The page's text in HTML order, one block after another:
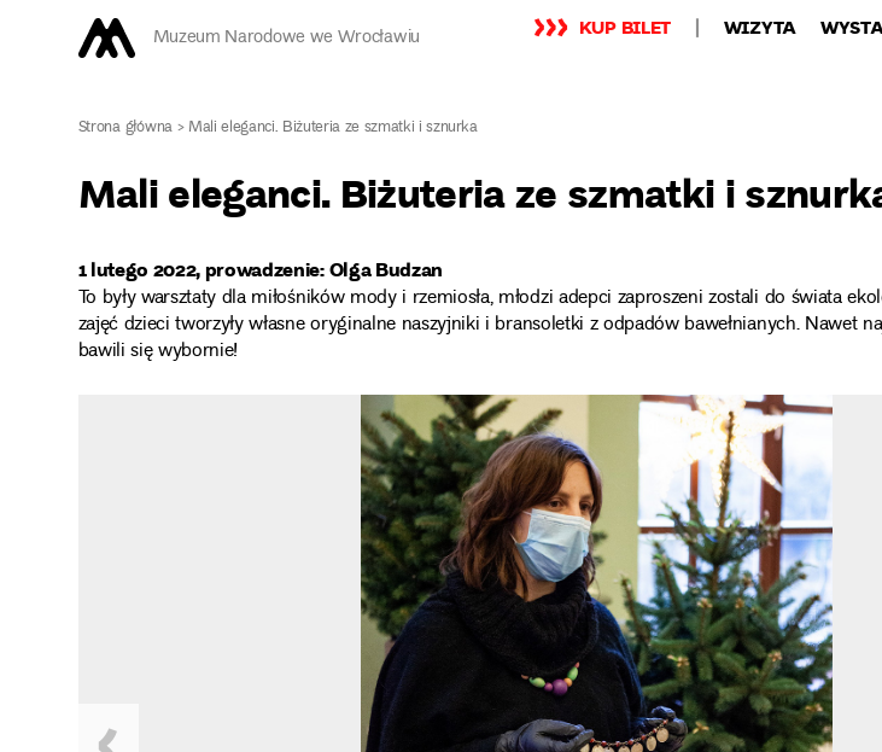
Muzeum Narodowe we Wrocławiu KUP BILET WIZYTA
Strona główna>Mali eleganci. Biżuteria ze szmatki i sznurka
Mali eleganci. Biżuteria ze szmatki i
1 lutego 2022, prowadzenie: Olga Budzan
To były warsztaty dla miłośników mody i rzemiosła, młodzi adepci zaproszeni zostali do świata
zajęć dzieci tworzyły własne oryginalne naszyjniki i bransoletki z odpadów bawełnianych. Nawet
bawili się wybornie!